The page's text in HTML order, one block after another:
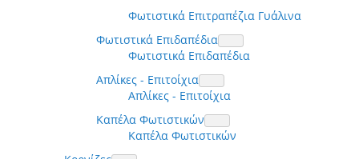
Φωτιστικά Επιτραπέζια Γυάλινα
Φωτιστικά Επιδαπέδια
Φωτιστικά Επιδαπέδια
Απλίκες - Επιτοίχια
Απλίκες - Επιτοίχια
Καπέλα Φωτιστικών
Καπέλα Φωτιστικών